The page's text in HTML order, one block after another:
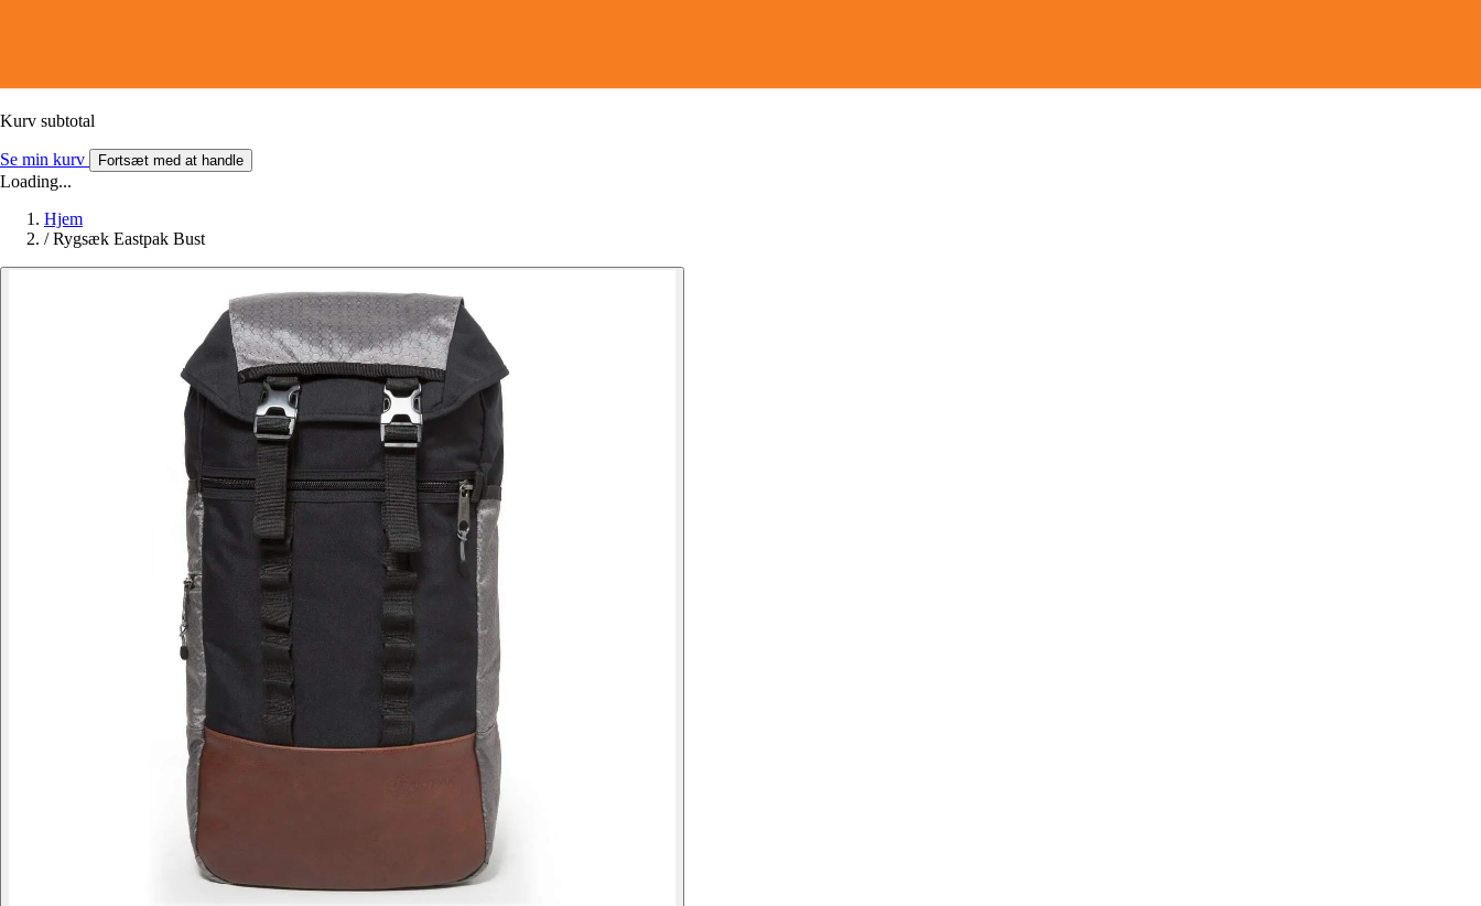
Kurv subtotal
Se min kurv Fortsæt med at handle
Loading...
Hjem
/ Rygsæk Eastpak Bust